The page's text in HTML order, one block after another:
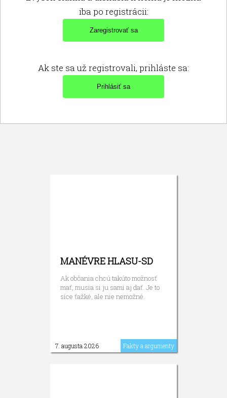
iba po registrácii:
Ak ste sa už registrovali, prihláste sa:
MANÉVRE HLASU-SD
Ak občania chcú takúto možnosť
mať, musia si ju sami aj dať. Je to
síce ťažké, ale nie nemožné.
7. augusta 2026 Fakty a argumenty